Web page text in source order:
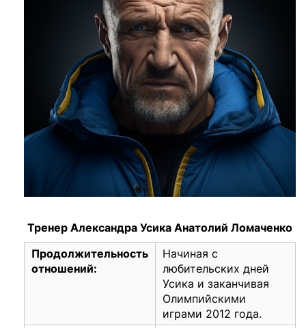
Тренер Александра Усика Анатолий Ломаченко
Продолжительность
отношений:
Начиная с
любительских дней
Усика и заканчивая
Олимпийскими
играми 2012 года.